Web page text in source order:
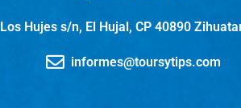
Los Hujes s/n, El Hujal, CP 40890
informes@toursytips.com